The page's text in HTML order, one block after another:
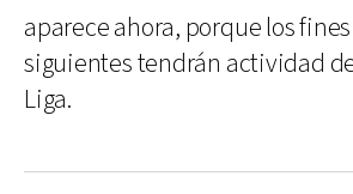
aparece ahora, porque los
siguientes tendrán actividad
Liga.